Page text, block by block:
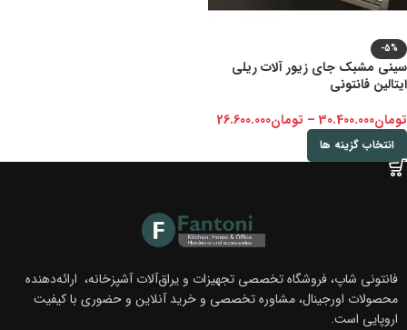
-5%
سینی مشبک جای زیور آلات ریلی
ایتالین فانتونی
تومان30.400.000
– تومان26.600.000
انتخاب گزینه ها
فانتونی شاپ، فروشگاه تخصصی تجهیزات و یراق‌آلات آشپزخانه، ارائه‌دهنده
محصولات اورجینال، مشاوره تخصصی و خرید آنلاین و حضوری با کیفیت
اروپایی است.